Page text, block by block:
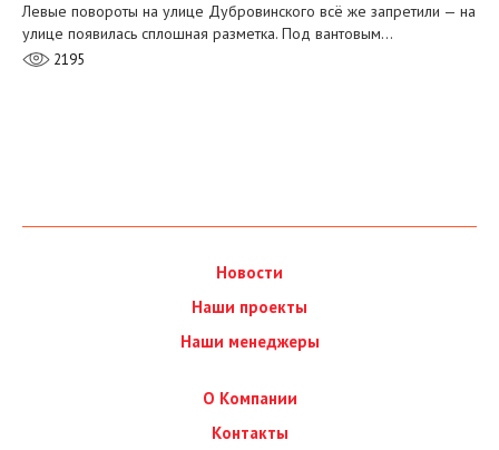
Левые повороты на улице Дубровинского всё же запретили — на
улице появилась сплошная разметка. Под вантовым…
2195
Новости
Наши проекты
Наши менеджеры
О Компании
Контакты